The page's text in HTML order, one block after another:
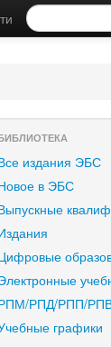
издания ЭБС
в ЭБС
РПД/РПП/
графики